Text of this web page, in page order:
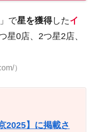
で星を獲得したイ
星0店、2つ星2店、
）
2025】に掲載さ